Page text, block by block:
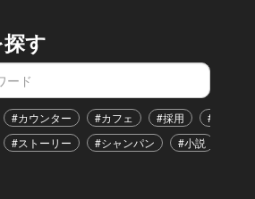
す
#カウンター #カフェ #採用
#恋愛
#ストーリー #シャンパン #小説